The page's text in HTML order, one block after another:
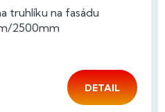
truhlíku na fasádu
2500mm
DETAIL